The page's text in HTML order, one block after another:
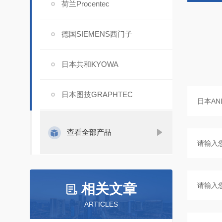
荷兰Procentec
德国SIEMENS西门子
日本共和KYOWA
日本图技GRAPHTEC
查看全部产品
相关文章
ARTICLES